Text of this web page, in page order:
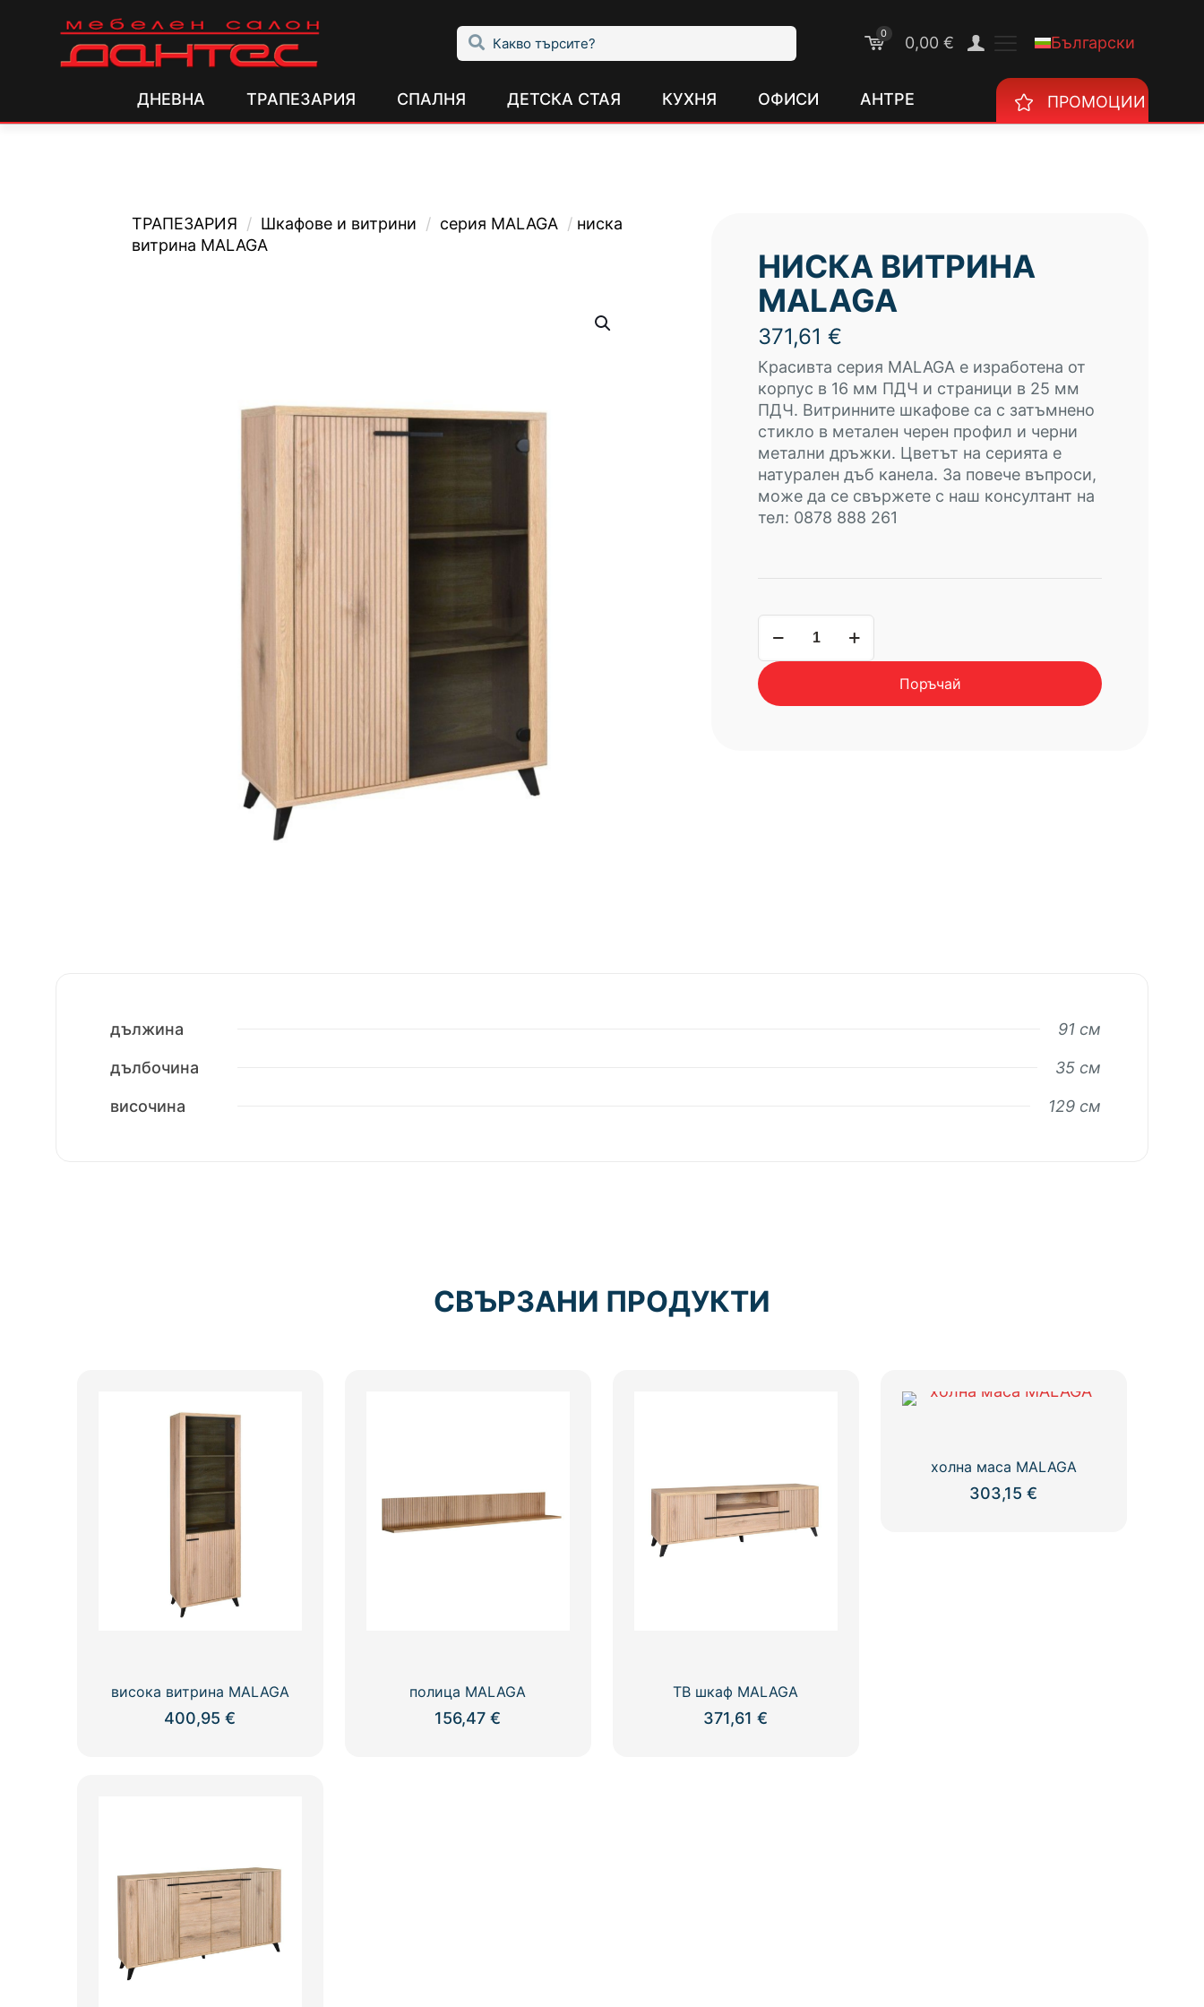
0 0,00 € Български
ДНЕВНА ТРАПЕЗАРИЯ СПАЛНЯ ДЕТСКА СТАЯ КУХНЯ ОФИСИ АНТРЕ ПРОМОЦИИ
ТРАПЕЗАРИЯ / Шкафове и витрини / серия MALAGA / ниска
витрина MALAGA
НИСКА ВИТРИНА
MALAGA
371,61 €
Красивта серия MALAGA е изработена от
корпус в 16 мм ПДЧ и страници в 25 мм
ПДЧ. Витринните шкафове са с затъмнено
стикло в метален черен профил и черни
метални дръжки. Цветът на серията е
натурален дъб канела. За повече въпроси,
може да се свържете с наш консултант на
тел: 0878 888 261
за
ниска
витрина
MALAGA
Поръчай
дължина 91 см
дълбочина 35 см
височина 129 см
СВЪРЗАНИ ПРОДУКТИ
висока витрина MALAGA
400,95€
полица MALAGA
156,47€
ТВ шкаф MALAGA
371,61€
холна маса MALAGA
303,15€